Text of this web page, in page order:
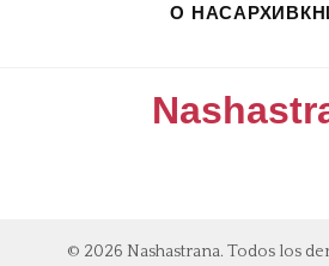
О НАСАРХИВ
© 2026 Nashastrana. Todos los